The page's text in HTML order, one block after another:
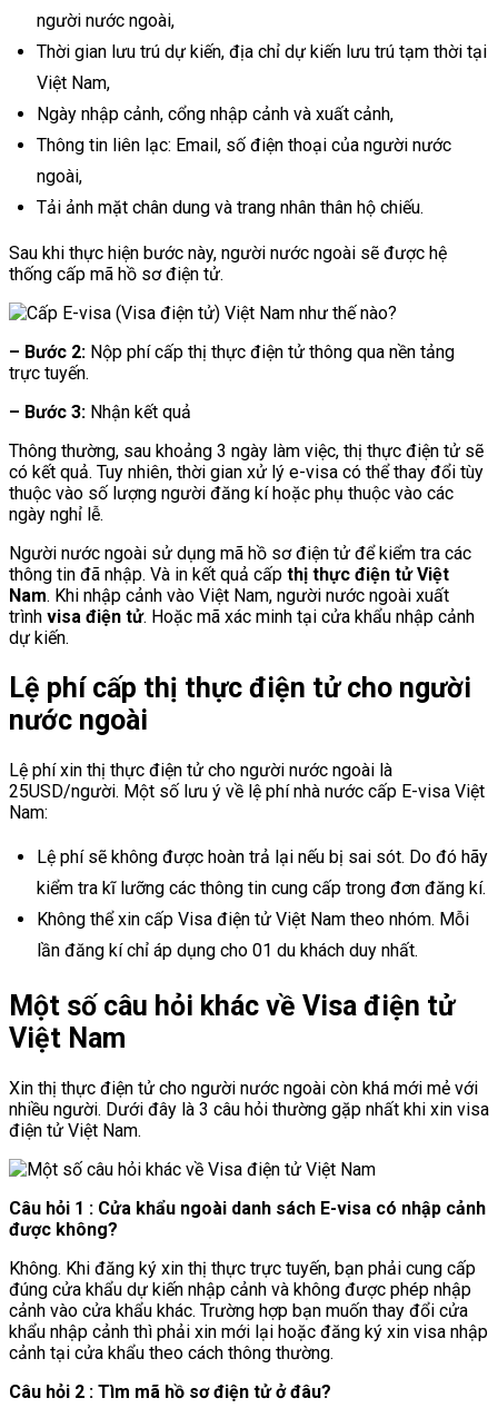
người nước ngoài,
Thời gian lưu trú dự kiến, địa chỉ dự kiến lưu trú tạm thời tại
Việt Nam,
Ngày nhập cảnh, cổng nhập cảnh và xuất cảnh,
Thông tin liên lạc: Email, số điện thoại của người nước
ngoài,
Tải ảnh mặt chân dung và trang nhân thân hộ chiếu.
Sau khi thực hiện bước này, người nước ngoài sẽ được hệ
thống cấp mã hồ sơ điện tử.
– Bước 2: Nộp phí cấp thị thực điện tử thông qua nền tảng
trực tuyến.
– Bước 3: Nhận kết quả
Thông thường, sau khoảng 3 ngày làm việc, thị thực điện tử sẽ
có kết quả. Tuy nhiên, thời gian xử lý e-visa có thể thay đổi tùy
thuộc vào số lượng người đăng kí hoặc phụ thuộc vào các
ngày nghỉ lễ.
Người nước ngoài sử dụng mã hồ sơ điện tử để kiểm tra các
thông tin đã nhập. Và in kết quả cấp thị thực điện tử Việt
Nam. Khi nhập cảnh vào Việt Nam, người nước ngoài xuất
trình visa điện tử. Hoặc mã xác minh tại cửa khẩu nhập cảnh
dự kiến.
Lệ phí cấp thị thực điện tử cho người
nước ngoài
Lệ phí xin thị thực điện tử cho người nước ngoài là
25USD/người. Một số lưu ý về lệ phí nhà nước cấp E-visa Việt
Nam:
Lệ phí sẽ không được hoàn trả lại nếu bị sai sót. Do đó hãy
kiểm tra kĩ lưỡng các thông tin cung cấp trong đơn đăng kí.
Không thể xin cấp Visa điện tử Việt Nam theo nhóm. Mỗi
lần đăng kí chỉ áp dụng cho 01 du khách duy nhất.
Một số câu hỏi khác về Visa điện tử
Việt Nam
Xin thị thực điện tử cho người nước ngoài còn khá mới mẻ với
nhiều người. Dưới đây là 3 câu hỏi thường gặp nhất khi xin visa
điện tử Việt Nam.
Câu hỏi 1 : Cửa khẩu ngoài danh sách E-visa có nhập cảnh
được không?
Không. Khi đăng ký xin thị thực trực tuyến, bạn phải cung cấp
đúng cửa khẩu dự kiến nhập cảnh và không được phép nhập
cảnh vào cửa khẩu khác. Trường hợp bạn muốn thay đổi cửa
khẩu nhập cảnh thì phải xin mới lại hoặc đăng ký xin visa nhập
cảnh tại cửa khẩu theo cách thông thường.
Câu hỏi 2 : Tìm mã hồ sơ điện tử ở đâu?